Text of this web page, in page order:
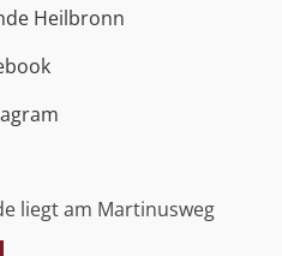
Heilbronn
liegt am Martinusweg